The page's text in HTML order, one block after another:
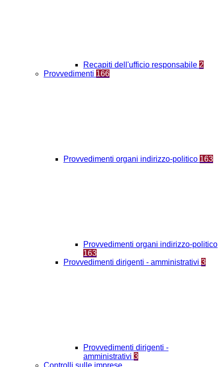
Recapiti dell'ufficio responsabile 2
Provvedimenti 166
Provvedimenti organi indirizzo-politico 163
Provvedimenti organi indirizzo-politico
163
Provvedimenti dirigenti - amministrativi 3
Provvedimenti dirigenti -
amministrativi 3